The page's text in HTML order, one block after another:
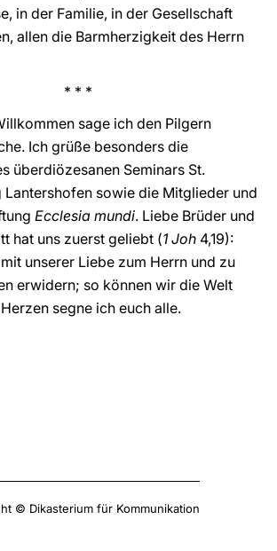
in der Familie, in der Gesellschaft
allen die Barmherzigkeit des Herrn
* * *
sage ich den Pilgern
Ich grüße besonders die
überdiözesanen Seminars St.
Lantershofen sowie die Mitglieder und
Ecclesia mundi. Liebe Brüder und
hat uns zuerst geliebt (1 Joh 4,19):
unserer Liebe zum Herrn und zu
erwidern; so können wir die Welt
segne ich euch alle.
© Dikasterium für Kommunikation